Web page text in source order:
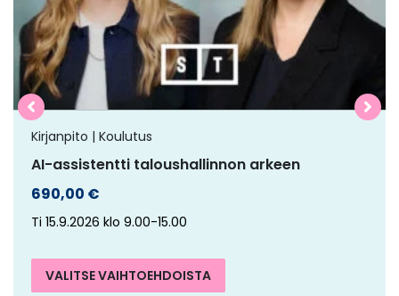
Kirjanpito | Koulutus
AI-assistentti taloushallinnon arkeen
690,00 €
Ti 15.9.2026 klo 9.00-15.00
VALITSE VAIHTOEHDOISTA
Voit
tehdä
valinnat
tuotteen
sivulla.